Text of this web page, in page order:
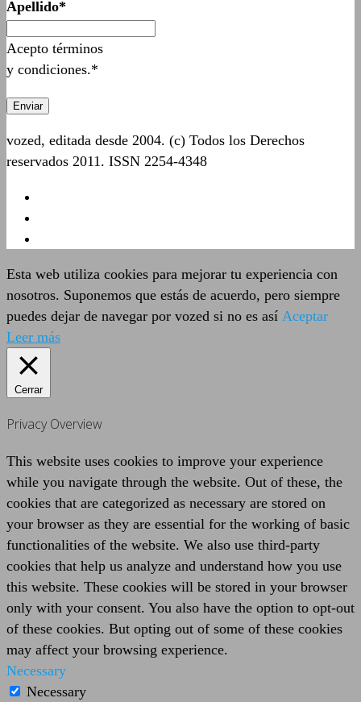
Apellido*
Acepto términos
y condiciones.*
vozed, editada desde 2004. (c) Todos los Derechos
reservados 2011. ISSN 2254-4348
Esta web utiliza cookies para mejorar tu experiencia con
nosotros. Suponemos que estás de acuerdo, pero siempre
puedes dejar de navegar por vozed si no es así Aceptar
Leer más
Cerrar
Privacy Overview
This website uses cookies to improve your experience
while you navigate through the website. Out of these, the
cookies that are categorized as necessary are stored on
your browser as they are essential for the working of basic
functionalities of the website. We also use third-party
cookies that help us analyze and understand how you use
this website. These cookies will be stored in your browser
only with your consent. You also have the option to opt-out
of these cookies. But opting out of some of these cookies
may affect your browsing experience.
Necessary
Necessary